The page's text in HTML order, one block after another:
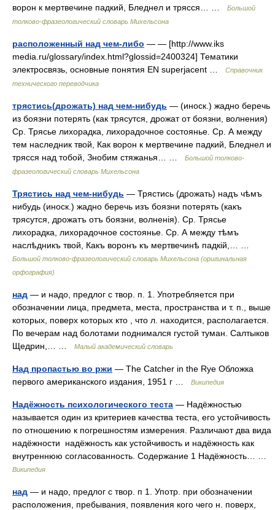
ворон к мертвечине падкий, Бледнел и трясся… …
Большой
толково-фразеологический словарь Михельсона
расположенный над чем-либо — — [http://www.iks
media.ru/glossary/index.html?glossid=2400324] Тематики
электросвязь, основные понятия EN superjacent …
Справочник
технического переводчика
трястись(дрожать) над чем-нибудь — (иноск.) жадно беречь
из боязни потерять (как трясутся, дрожат от боязни, волнения)
Ср. Трясье лихорадка, лихорадочное состоянье. Ср. А между
тем наследник твой, Как ворон к мертвечине падкий, Бледнел и
трясся над тобой, Знобим стяжанья… …
Большой толково-
фразеологический словарь Михельсона
Трястись над чем-нибудь — Трястись (дрожать) надъ чѣмъ
нибудь (иноск.) жадно беречь изъ боязни потерять (какъ
трясутся, дрожатъ отъ боязни, волненія). Ср. Трясье
лихорадка, лихорадочное состоянье. Ср. А между тѣмъ
наслѣдникъ твой, Какъ воронъ къ мертвечинѣ падкій,… …
Большой толково-фразеологический словарь Михельсона (оригинальная
орфография)
над — и надо, предлог с твор. п. 1. Употребляется при
обозначении лица, предмета, места, пространства и т. п., выше
которых, поверх которых кто , что л. находится, располагается.
По вечерам над болотами поднимался густой туман. Салтыков
Щедрин,… …
Малый академический словарь
Над пропастью во ржи — The Catcher in the Rye Обложка
первого американского издания, 1951 г …
Википедия
Надёжность психологического теста — Надёжностью
называется один из критериев качества теста, его устойчивость
по отношению к погрешностям измерения. Различают два вида
надёжности надёжность как устойчивость и надёжность как
внутреннюю согласованность. Содержание 1 Надёжность… …
Википедия
над — и надо, предлог с твор. п 1. Употр. при обозначении
расположения, пребывания, появления кого чего н. поверх,